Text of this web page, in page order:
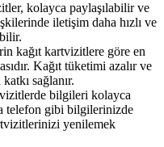
kolayca paylaşılabilir ve
iletişim daha hızlı ve
kağıt kartvizitlere göre en
Kağıt tüketimi azalır ve
sağlanır.
bilgileri kolayca
telefon gibi bilgilerinizde
yenilemek